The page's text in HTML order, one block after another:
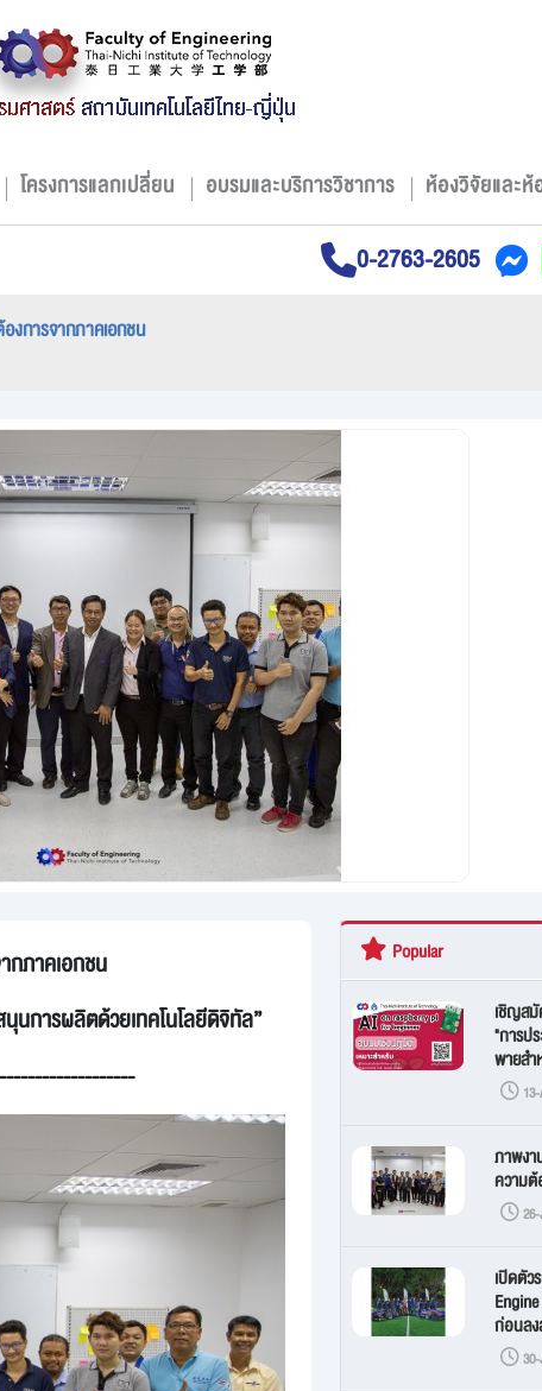
โครงการแลกเปลี่ยน อบรมและบริการวิชาการ ห้องวิจัยและ
0-2763-2605
งการจากภาคเอกชน
กภาคเอกชน
การผลิตด้วยเทคโนโลยีดิจิทัล”
Popular
เชิญสมั
"การป
พายสำ
13-
ภาพงา
ความต้
26-
เปิดตั
ก่อนลง
30-